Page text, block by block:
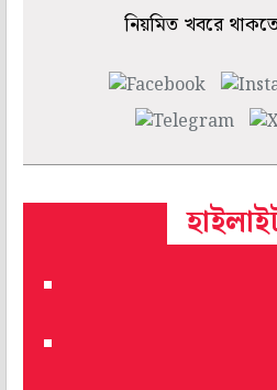
নিয়মিত খবরে